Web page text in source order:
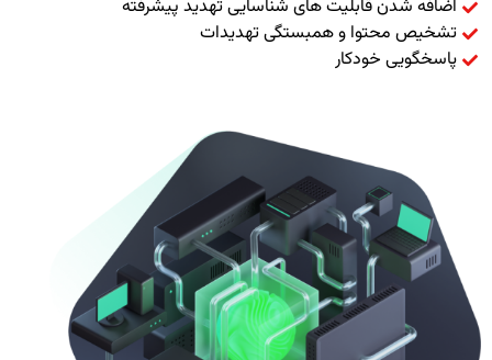
اضافه شدن قابلیت های شناسایی تهدید پیشرفته
تشخیص محتوا و همبستگی تهدیدات
پاسخگویی خودکار